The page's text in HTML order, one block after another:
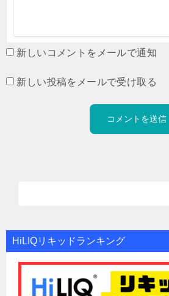
新しいコメントをメールで通知
新しい投稿をメールで受け取る
HiLIQリキッドランキング